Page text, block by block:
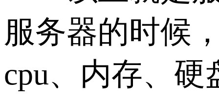
服务器的时候
cpu、内存、硬